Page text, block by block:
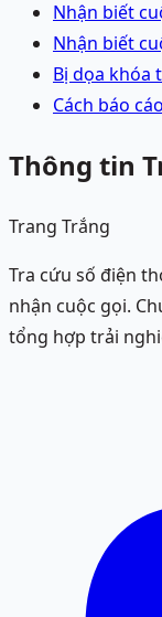
Nhận biết
Nhận biết
Bị dọa khóa
Cách báo
Thông tin
Trang Trắng
Tra cứu số điện
nhận cuộc gọi.
tổng hợp trải